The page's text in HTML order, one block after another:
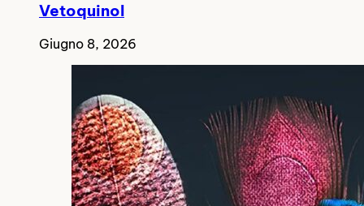
Vetoquinol
Giugno 8, 2026